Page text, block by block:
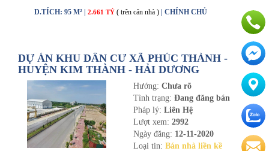
D.TÍCH: 95 M² | 2.661 TỶ ( trên căn nhà ) | CHÍNH CHỦ
DỰ ÁN KHU DÂN CƯ XÃ PHÚC THÀNH -
HUYỆN KIM THÀNH - HẢI DƯƠNG
Hướng: Chưa rõ
Tình trạng: Đang đăng bán
Pháp lý: Liên Hệ
Lượt xem: 2992
Ngày đăng: 12-11-2020
Loại tin: Bán nhà liền kề